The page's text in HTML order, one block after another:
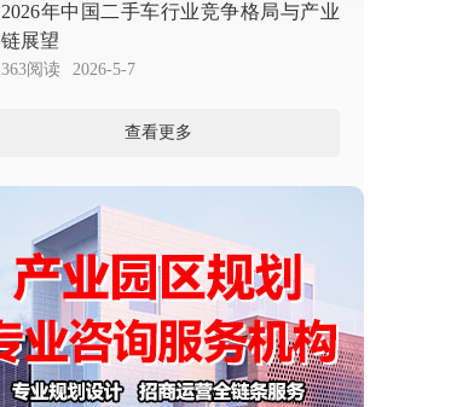
2026年中国二手车行业竞争格局与产业
链展望
363阅读 2026-5-7
查看更多